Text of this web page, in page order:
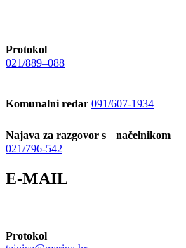
Protokol
021/889–088
Komunalni redar 091/607-1934
Najava za razgovor s načelnikom
021/796-542
E-MAIL
Protokol